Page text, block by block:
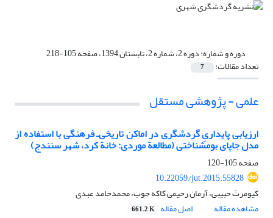
دوره و شماره:دوره 2، شماره 2، تابستان 1394، صفحه 105-218
تعداد مقالات: 7
علمی - پژوهشی مستقل
ارزیابی پایداریِ گردشگری در اماکن تاریخی‌ـ فرهنگی با استفاده از
مدل جاپای بوم‏شناختی (مطالعة موردی: خانة کرد، شهر سنندج)
صفحه105-120
10.22059/jut.2015.55828
کیومرث حبیبی، آرمان رحیمی کاکه جوب، محمدحامد عبدی
مشاهده مقاله
اصل مقاله 661.2 K